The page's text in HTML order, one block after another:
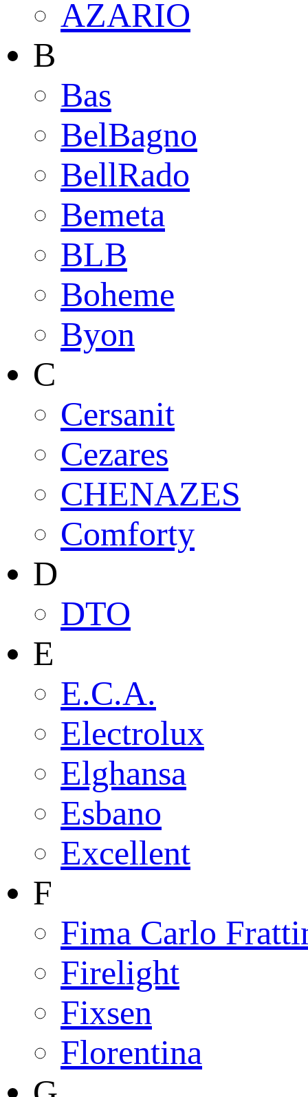
AZARIO
B
Bas
BelBagno
BellRado
Bemeta
BLB
Boheme
Byon
C
Cersanit
Cezares
CHENAZES
Comforty
D
DTO
E
E.C.A.
Electrolux
Elghansa
Esbano
Excellent
F
Fima Carlo
Firelight
Fixsen
Florentina